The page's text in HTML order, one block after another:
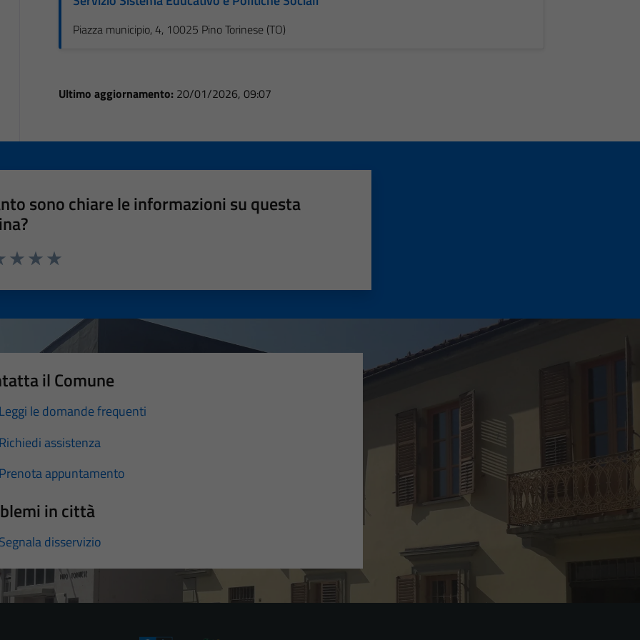
Piazza municipio, 4, 10025 Pino Torinese (TO)
Ultimo aggiornamento: 20/01/2026, 09:07
sono chiare le informazioni su questa
il Comune
Leggi le domande frequenti
Richiedi assistenza
Prenota appuntamento
in città
Segnala disservizio